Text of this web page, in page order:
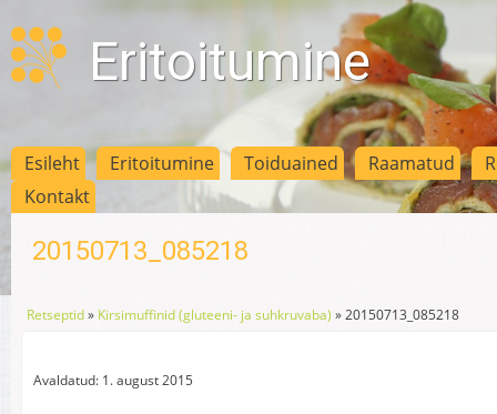
Eritoitumine
Esileht Eritoitumine Toiduained Raamatud
Kontakt
20150713_085218
Retseptid» Kirsimuffinid (gluteeni- ja suhkruvaba) »20150713_085218
Avaldatud: 1. august 2015